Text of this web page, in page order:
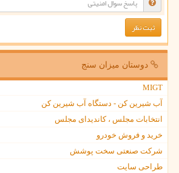
دوستان میزان سنج
MIGT
آب شیرین کن - دستگاه آب شیرین کن
انتخابات مجلس ، کاندیدای مجلس
خرید و فروش خودرو
شرکت صنعتی سخت پوشش
طراحی سایت